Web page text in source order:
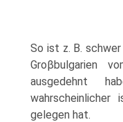
So ist z. B.
Groβbulgarien
ausgedehnt
gelegen hat.